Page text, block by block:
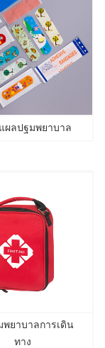
ผลปฐมพยาบาล
ยาบาลการเดิน
ทาง